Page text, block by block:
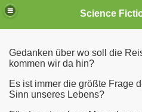
Gedanken über wo soll die
kommen wir da hin?
Es ist immer die größte Frage
Sinn unseres Lebens?